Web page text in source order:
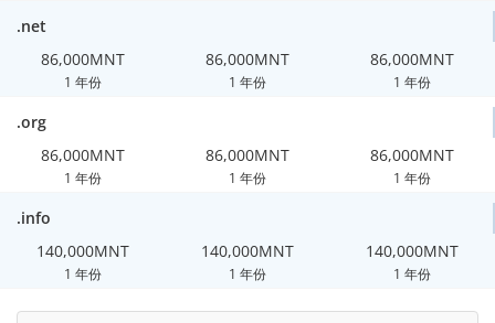
.net
86,000MNT
1 年份
86,000MNT
1 年份
86,000MNT
1 年份
.org
86,000MNT
1 年份
86,000MNT
1 年份
86,000MNT
1 年份
.info
140,000MNT
1 年份
140,000MNT
1 年份
140,000MNT
1 年份